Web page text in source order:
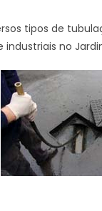
tipos de
industriais no